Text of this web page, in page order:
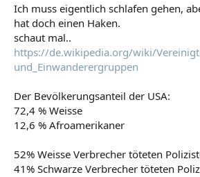
Ich muss eigentlich schlafen gehen,
hat doch einen Haken.
schaut mal..
https://de.wikipedia.org/wiki/
und_Einwanderergruppen
Der Bevölkerungsanteil der USA:
72,4 % Weisse
12,6 % Afroamerikaner
52% Weisse Verbrecher töteten
41% Schwarze Verbrecher töteten